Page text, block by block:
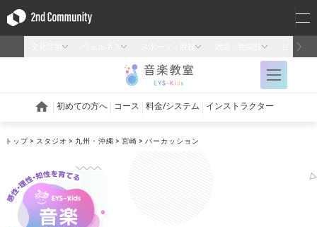
トップ スタジオ 九州・沖縄 宮崎 パーカッション